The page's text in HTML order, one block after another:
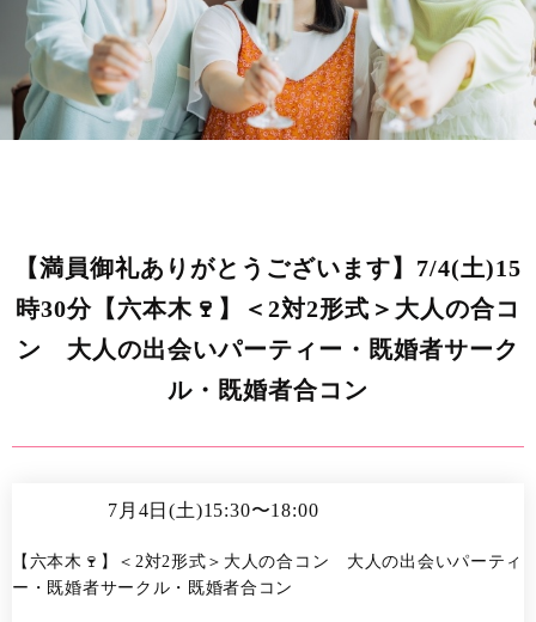
【満員御礼ありがとうございます】7/4(土)15
時30分【六本木🍷】＜2対2形式＞大人の合コ
ン 大人の出会いパーティー・既婚者サーク
ル・既婚者合コン
7月4日(土)15:30〜18:00
【六本木🍷】＜2対2形式＞大人の合コン 大人の出会いパーティ
ー・既婚者サークル・既婚者合コン